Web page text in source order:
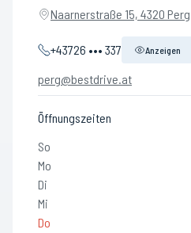
Naarnerstraße 15, 4320 Perg
+43726 ••• 337 Anzeigen
perg@bestdrive.at
Öffnungszeiten
So
Mo
Di
Mi
Do